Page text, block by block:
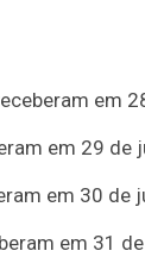
em
em 29 de
em 30 de
em 31